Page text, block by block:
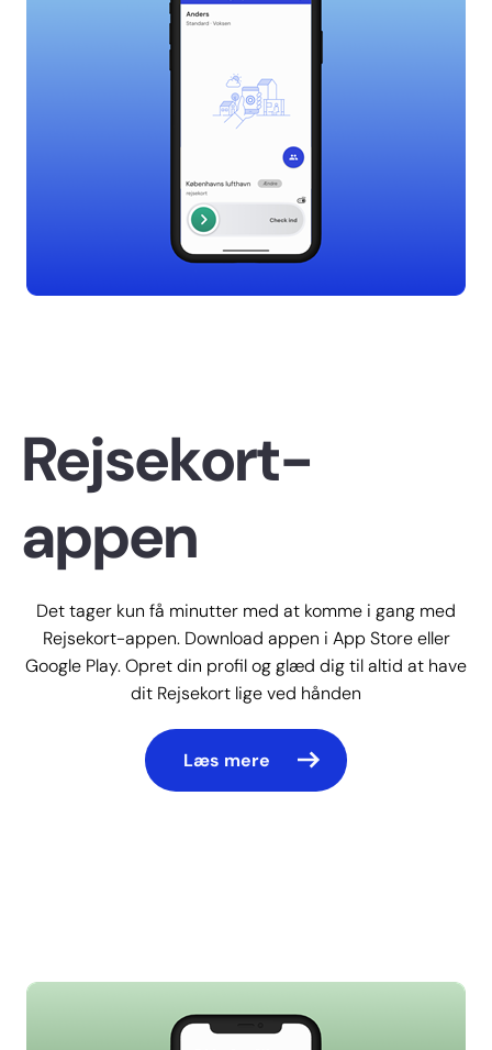
Rejsekort-
appen
Det tager kun få minutter med at komme i gang med
Rejsekort-appen. Download appen i App Store eller
Google Play. Opret din profil og glæd dig til altid at have
dit Rejsekort lige ved hånden
Læs mere